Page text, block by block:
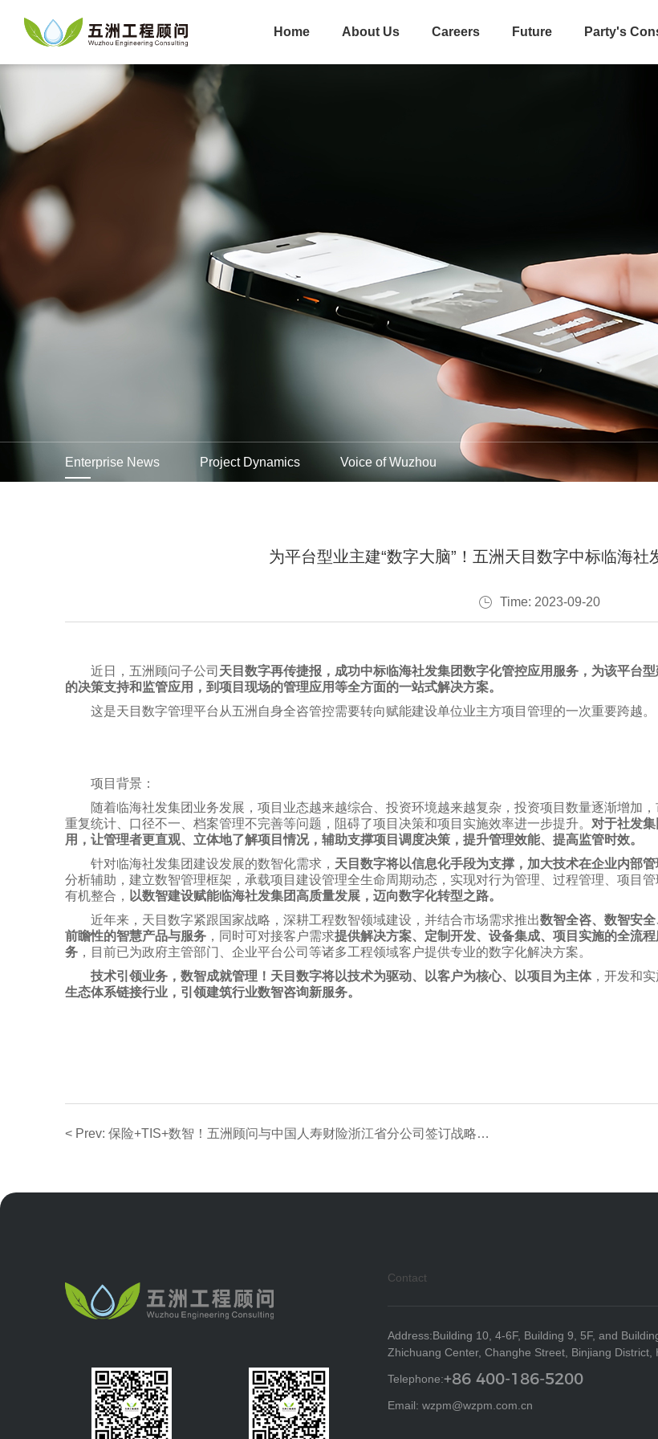
Home About Us Careers
Professional
Investment
Overall Investment
Elaborate
Green Building
BIM Consulting
Hospital
Future Party's
Party's Construction
News
Recruitment
Enterprise News Project Dynamics Voice of Wuzhou
为平台型业主建“数字大脑”！五洲天目数字中标临海社
Time: 2023-09-20
近日，五洲顾问子公司 天目数字再传捷报， 成功中标临海社发集团数字化管控应用服务，为该平台
的决策支持和监管应用，到项目现场的管理应用等全方面的一站式解决方案。
这是天目数字管理平台从五洲自身全咨管控需要转向赋能建设单位业主方项目管理的一次重要跨越。
项目背景：
随着临海社发集团业务发展，项目业态越来越综合、投资环境越来越复杂，投资项目数量逐渐增加
重复统计、口径不一、档案管理不完善等问题，阻碍了项目决策和项目实施效率进一步提升。 对于社发集
用，让管理者更直观、立体地了解项目情况，辅助支撑项目调度决策，提升管理效能、提高监管时效。
针对临海社发集团建设发展的数智化需求， 天目数字将以信息化手段为支撑，加大技术在企业内部管
分析辅助，建立数智管理框架，承载项目建设管理全生命周期动态，实现对行为管理、过程管理、项目
有机整合， 以数智建设赋能临海社发集团高质量发展，迈向数字化转型之路。
近年来，天目数字紧跟国家战略，深耕工程数智领域建设，并结合市场需求推出数智全咨、数智安
前瞻性的智慧产品与服务，同时可对接客户需求提供解决方案、定制开发、设备集成、项目实施的全流
务，目前已为政府主管部门、企业平台公司等诸多工程领域客户提供专业的数字化解决方案。
技术引领业务，数智成就管理！天目数字将以技术为驱动、以客户为核心、以项目为主体，开发和实
生态体系链接行业，引领建筑行业数智咨询新服务。
< Prev: 保险+TIS+数智！五洲顾问与中国人寿财险浙江省分公司签订战略合作协议
Contact
Address:Building 10, 4-6F, Building 9, 5F, and
Zhichuang Center, Changhe Street, Binjiang District,
Telephone:+86 400-186-5200
Email: wzpm@wzpm.com.cn